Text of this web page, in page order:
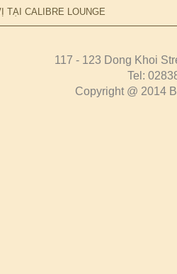
TẠI CALIBRE LOUNGE
117 - 123 Dong Khoi
Tel:
Copyright @ 2014